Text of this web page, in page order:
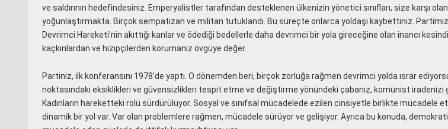
ve saldırının hedefindesiniz. Emperyalistler tarafından desteklenen ülkenizin yönetici sınıfları, size karşı olan
yoğunlaştırmakta. Birçok sempatizan ve militan tutuklandı. Bu süreçte onlarca yoldaşı kaybettiniz.
Devrimci Hareketi’nin akıttığı kanlar ve ödediği bedellerle daha devrimci bir yola gireceğine olan inancı
kaçkınlardan ve hizipçilerden korumanız övgüye değer.
Partiniz, ilk konferansını 1978’de yaptı. O dönemden beri, birçok zorluğa rağmen devrimci yolda ısrar
noktasındaki eksiklikleri ve güvensizlikleri tespit etme ve değiştirme yönündeki çabanız, komünist
Kadınların hareketteki rolü sürdürülüyor. Sosyal ve sınıfsal mücadelede ezilen cinsiyetle birlikte mücadele
dinamik bir yol var. Var olan problemlere rağmen, mücadele sürüyor ve gelişiyor. Ayrıca bu konuda,